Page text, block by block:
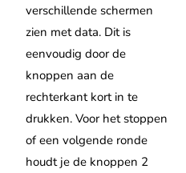
verschillende schermen
zien met data. Dit is
eenvoudig door de
knoppen aan de
rechterkant kort in te
drukken. Voor het stoppen
of een volgende ronde
houdt je de knoppen 2